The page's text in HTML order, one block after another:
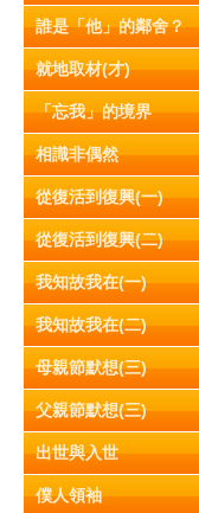
誰是「他」的鄰舍？
就地取材(才)
「忘我」的境界
相識非偶然
從復活到復興(一)
從復活到復興(二)
我知故我在(一)
我知故我在(二)
母親節默想(三)
父親節默想(三)
出世與入世
僕人領袖